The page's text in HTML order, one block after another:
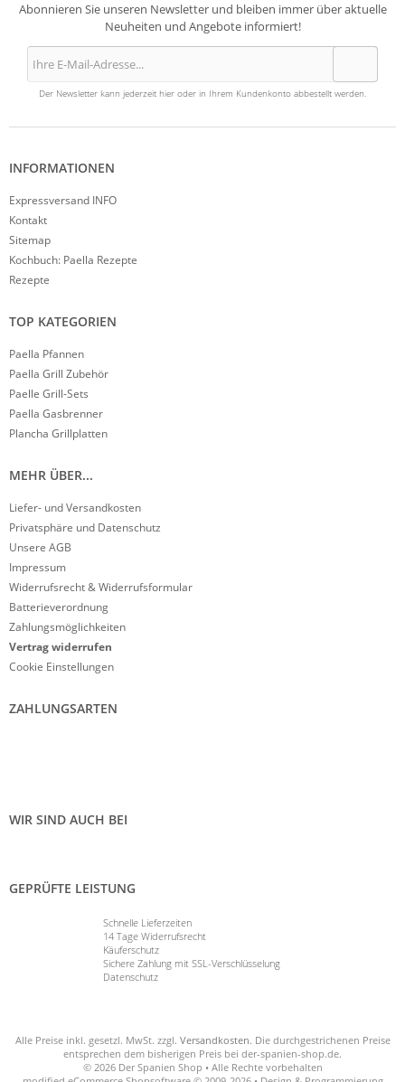
Abonnieren Sie unseren Newsletter und bleiben immer über aktuelle
Neuheiten und Angebote informiert!
Der Newsletter kann jederzeit hier oder in Ihrem Kundenkonto abbestellt werden.
INFORMATIONEN
Expressversand INFO
Kontakt
Sitemap
Kochbuch: Paella Rezepte
Rezepte
TOP KATEGORIEN
Paella Pfannen
Paella Grill Zubehör
Paelle Grill-Sets
Paella Gasbrenner
Plancha Grillplatten
MEHR ÜBER...
Liefer- und Versandkosten
Privatsphäre und Datenschutz
Unsere AGB
Impressum
Widerrufsrecht & Widerrufsformular
Batterieverordnung
Zahlungsmöglichkeiten
Vertrag widerrufen
Cookie Einstellungen
ZAHLUNGSARTEN
WIR SIND AUCH BEI
GEPRÜFTE LEISTUNG
Schnelle Lieferzeiten
14 Tage Widerrufsrecht
Käuferschutz
Sichere Zahlung mit SSL-Verschlüsselung
Datenschutz
Alle Preise inkl. gesetzl. MwSt. zzgl. Versandkosten. Die durchgestrichenen Preise
entsprechen dem bisherigen Preis bei der-spanien-shop.de.
© 2026 Der Spanien Shop • Alle Rechte vorbehalten